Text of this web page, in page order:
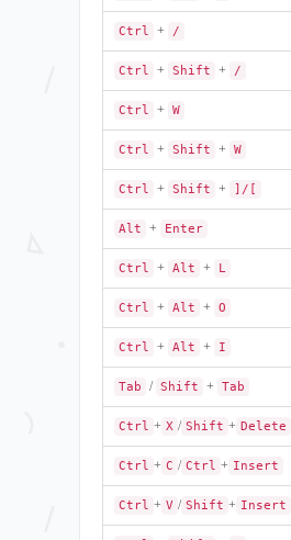
Ctrl + /
Ctrl + Shift + /
Ctrl + W
Ctrl + Shift + W
Ctrl + Shift + ]/[
Alt + Enter
Ctrl + Alt + L
Ctrl + Alt + O
Ctrl + Alt + I
Tab / Shift + Tab
Ctrl + X / Shift + Delete
Ctrl + C / Ctrl + Insert
Ctrl + V / Shift + Insert